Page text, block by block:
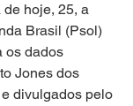
hoje, 25, a
Brasil (Psol)
os dados
Jones dos
divulgados pelo